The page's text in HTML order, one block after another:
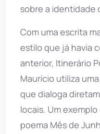
sobre a identidade
Com uma escrita
estilo que já havia
anterior, Itinerário
Maurício utiliza
que dialoga
locais. Um
poema Mês de